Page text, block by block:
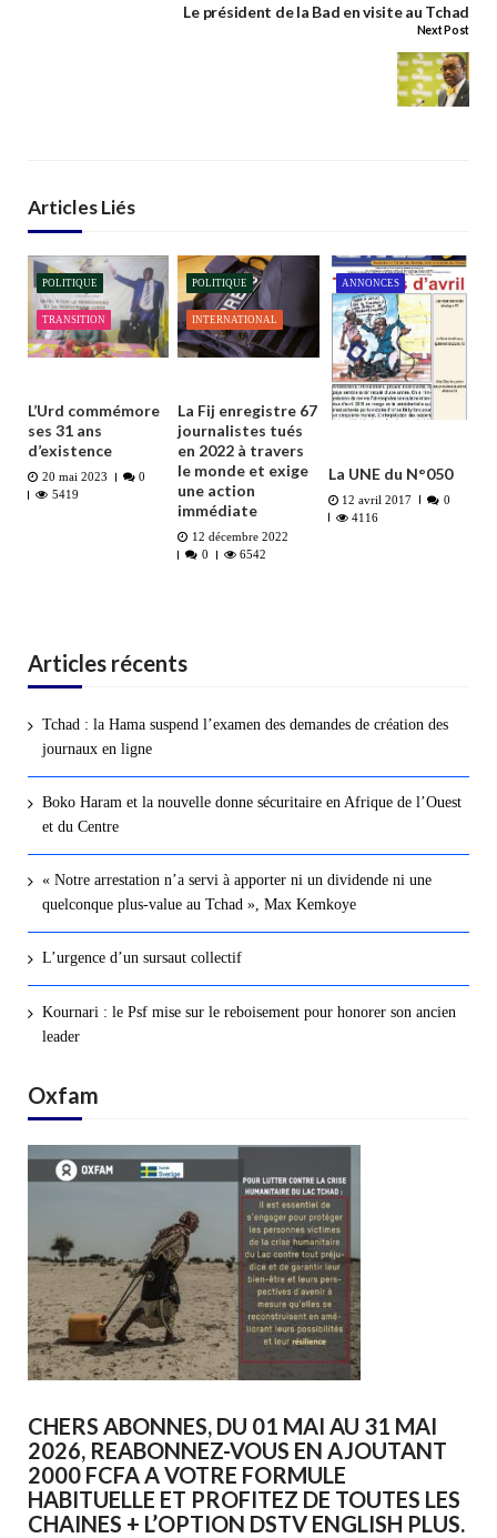
Le président de la Bad en visite au Tchad
Next Post
Articles Liés
POLITIQUE
TRANSITION
L’Urd commémore
ses 31 ans
d’existence
20 mai 2023
0
5419
POLITIQUE
INTERNATIONAL
La Fij enregistre 67
journalistes tués
en 2022 à travers
le monde et exige
une action
immédiate
12 décembre 2022
0
6542
ANNONCES
La UNE du N°050
12 avril 2017
0
4116
Articles récents
Tchad : la Hama suspend l’examen des demandes de création des
journaux en ligne
Boko Haram et la nouvelle donne sécuritaire en Afrique de l’Ouest
et du Centre
« Notre arrestation n’a servi à apporter ni un dividende ni une
quelconque plus-value au Tchad », Max Kemkoye
L’urgence d’un sursaut collectif
Kournari : le Psf mise sur le reboisement pour honorer son ancien
leader
Oxfam
CHERS ABONNES, DU 01 MAI AU 31 MAI
2026, REABONNEZ-VOUS EN AJOUTANT
2000 FCFA A VOTRE FORMULE
HABITUELLE ET PROFITEZ DE TOUTES LES
CHAINES + L’OPTION DSTV ENGLISH PLUS.